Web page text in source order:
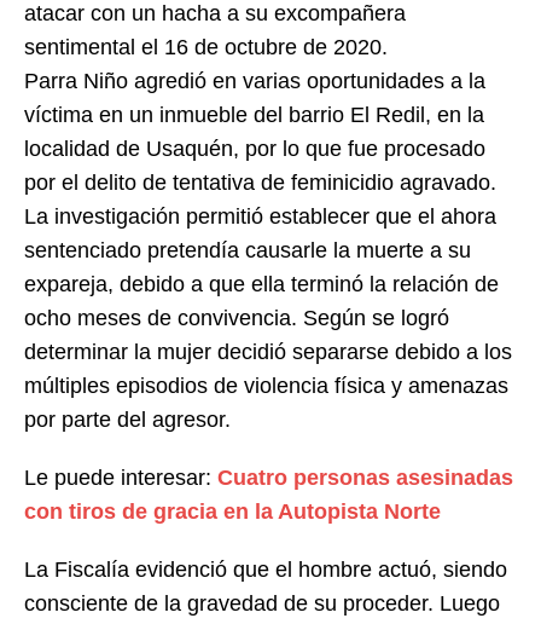
atacar con un hacha a su excompañera
sentimental el 16 de octubre de 2020.
Parra Niño agredió en varias oportunidades a la
víctima en un inmueble del barrio El Redil, en la
localidad de Usaquén, por lo que fue procesado
por el delito de tentativa de feminicidio agravado.
La investigación permitió establecer que el ahora
sentenciado pretendía causarle la muerte a su
expareja, debido a que ella terminó la relación de
ocho meses de convivencia. Según se logró
determinar la mujer decidió separarse debido a los
múltiples episodios de violencia física y amenazas
por parte del agresor.
Le puede interesar: Cuatro personas asesinadas
con tiros de gracia en la Autopista Norte
La Fiscalía evidenció que el hombre actuó, siendo
consciente de la gravedad de su proceder. Luego